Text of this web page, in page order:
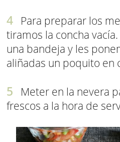
Para preparar los
tiramos la concha
una bandeja y les
aliñadas un poquito en
Meter en la nevera
frescos a la hora de